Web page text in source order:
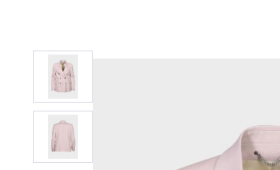
Bildergalerie überspringen